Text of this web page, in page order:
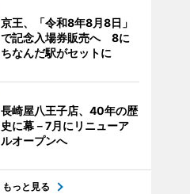
京王、「令和8年8月8日」
で記念入場券販売へ 8に
ちなんだ駅がセットに
長崎屋八王子店、40年の歴
史に幕－7月にリニューア
ルオープンへ
もっと見る